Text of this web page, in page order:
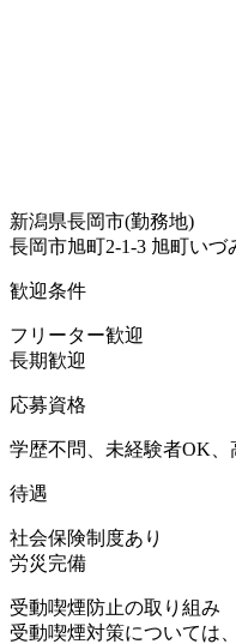
新潟県長岡市(勤務地)
長岡市旭町2-1-3 旭町いづ
歓迎条件
フリーター歓迎
長期歓迎
応募資格
学歴不問、未経験者OK、
待遇
社会保険制度あり
労災完備
受動喫煙防止の取り組み
受動喫煙対策については